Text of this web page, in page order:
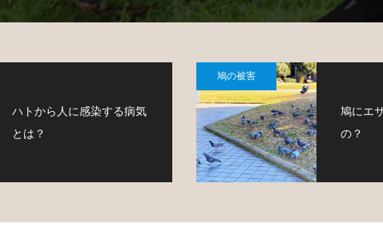
り付きにくくするという方法です。
を防ぐという装置で
ハトから人に感染する病気
とは？
鳩の被害
鳩にエ
の？